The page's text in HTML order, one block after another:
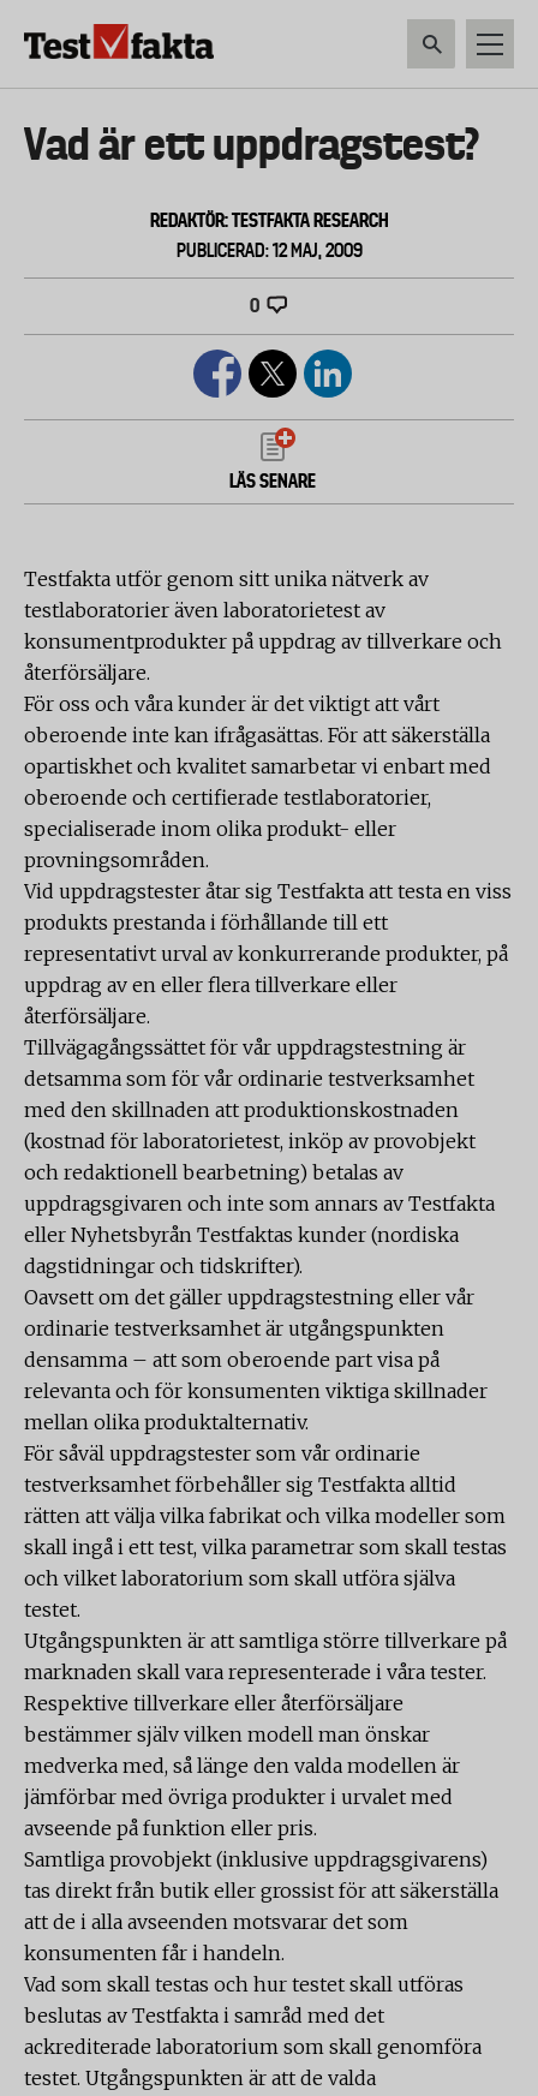
Huvudmeny
ny
Vad är ett uppdragstest?
REDAKTÖR: TESTFAKTA RESEARCH
PUBLICERAD: 12 MAJ, 2009
0
LÄS SENARE
Testfakta utför genom sitt unika nätverk av
testlaboratorier även laboratorietest av
konsumentprodukter på uppdrag av tillverkare och
återförsäljare.
För oss och våra kunder är det viktigt att vårt
oberoende inte kan ifrågasättas. För att säkerställa
opartiskhet och kvalitet samarbetar vi enbart med
oberoende och certifierade testlaboratorier,
specialiserade inom olika produkt- eller
provningsområden.
Vid uppdragstester åtar sig Testfakta att testa en viss
produkts prestanda i förhållande till ett
representativt urval av konkurrerande produkter, på
uppdrag av en eller flera tillverkare eller
återförsäljare.
Tillvägagångssättet för vår uppdragstestning är
detsamma som för vår ordinarie testverksamhet
med den skillnaden att produktionskostnaden
(kostnad för laboratorietest, inköp av provobjekt
och redaktionell bearbetning) betalas av
uppdragsgivaren och inte som annars av Testfakta
eller Nyhetsbyrån Testfaktas kunder (nordiska
dagstidningar och tidskrifter).
Oavsett om det gäller uppdragstestning eller vår
ordinarie testverksamhet är utgångspunkten
densamma – att som oberoende part visa på
relevanta och för konsumenten viktiga skillnader
mellan olika produktalternativ.
För såväl uppdragstester som vår ordinarie
testverksamhet förbehåller sig Testfakta alltid
rätten att välja vilka fabrikat och vilka modeller som
skall ingå i ett test, vilka parametrar som skall testas
och vilket laboratorium som skall utföra själva
testet.
Utgångspunkten är att samtliga större tillverkare på
marknaden skall vara representerade i våra tester.
Respektive tillverkare eller återförsäljare
bestämmer själv vilken modell man önskar
medverka med, så länge den valda modellen är
jämförbar med övriga produkter i urvalet med
avseende på funktion eller pris.
Samtliga provobjekt (inklusive uppdragsgivarens)
tas direkt från butik eller grossist för att säkerställa
att de i alla avseenden motsvarar det som
konsumenten får i handeln.
Vad som skall testas och hur testet skall utföras
beslutas av Testfakta i samråd med det
ackrediterade laboratorium som skall genomföra
testet. Utgångspunkten är att de valda